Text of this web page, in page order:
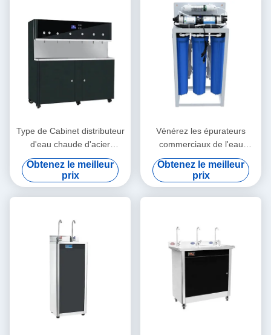
Type de Cabinet distributeur
d'eau chaude d'acier
inoxydable pour l'hôpital
d'école
Obtenez le meilleur
prix
Vénérez les épurateurs
commerciaux de l'eau
d'osmose avec 6 le
traitement de lumière UV
des étapes 800GPD
Obtenez le meilleur
prix